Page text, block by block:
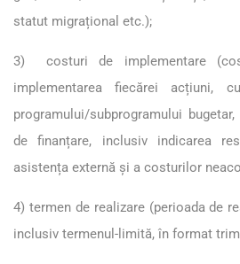
statut migrațional etc.);
3) costuri de implementare
implementarea fiecărei acțiuni,
programului/subprogramului
de finanțare, inclusiv indicarea
asistența externă și a costurilor
4) termen de realizare (perioada de
inclusiv termenul-limită, în format